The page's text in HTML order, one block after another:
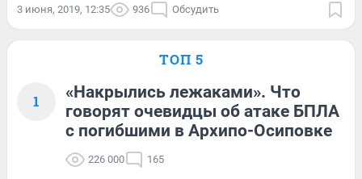
3 июня, 2019, 12:35 936 Обсудить
ТОП 5
1
«Накрылись лежаками». Что
говорят очевидцы об атаке БПЛА
с погибшими в Архипо-Осиповке
226 000 165